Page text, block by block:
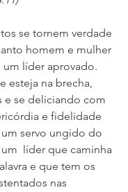
se tornem verdade
homem e mulher
líder aprovado.
esteja na brecha,
e se deliciando com
e fidelidade
servo ungido do
líder que caminha
e que tem os
nas